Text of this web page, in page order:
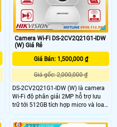
Camera Wi-Fi DS-2CV2Q21G1-IDW
(W) Giá Rẻ
Giá Bán: 1,500,000 ₫
Giá gốc: 2,000,000 ₫
DS-2CV2Q21G1-IDW (W) là camera
Wi-Fi độ phân giải 2MP hỗ trợ lưu
trữ tới 512GB tích hợp micro và loa
hai chiều tính năng phát hiện người
với công nghệ Motion 2.0. Khả năng